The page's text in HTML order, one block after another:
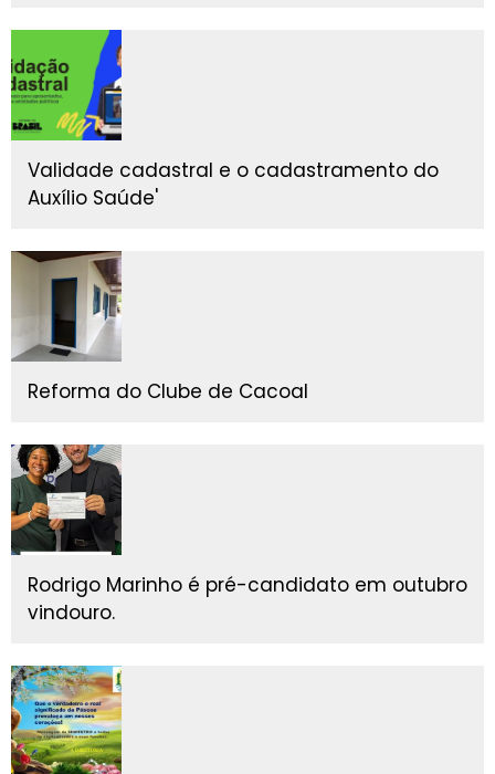
Validade cadastral e o cadastramento do
Auxílio Saúde'
Reforma do Clube de Cacoal
Rodrigo Marinho é pré-candidato em outubro
vindouro.